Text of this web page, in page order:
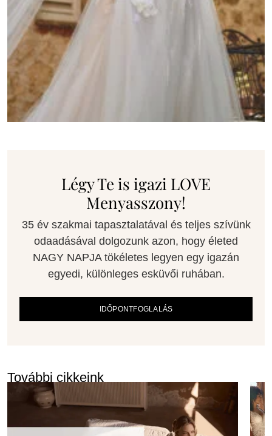
Légy Te is igazi LOVE
Menyasszony!
35 év szakmai tapasztalatával és teljes szívünk
odaadásával dolgozunk azon, hogy életed
NAGY NAPJA tökéletes legyen egy igazán
egyedi, különleges esküvői ruhában.
IDŐPONTFOGLALÁS
További cikkeink